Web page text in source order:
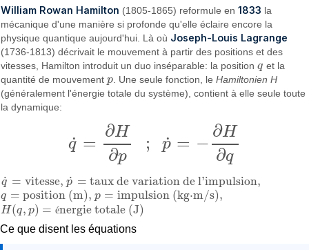
William Rowan Hamilton (1805-1865) reformule en1833 la
mécanique d'une manière si profonde qu'elle éclaire encore la
physique quantique aujourd'hui. Là où Joseph-Louis Lagrange
(1736-1813) décrivait le mouvement à partir des positions et des
vitesses, Hamilton introduit un duo inséparable: la positionq
q et la
quantité de mouvementp
p . Une seule fonction, leHamiltonien H
(généralement l'énergie totale du système), contient à elle seule toute
la dynamique:
q
˙ =
∂H
∂p
; p
˙ = −
∂H
∂q
q˙=∂ p =− ∂H∂
q
˙ = vitesse,
q˙ =vitesse, p
˙ = taux de variation de l'impulsion,
p˙ =taux de variation de l'impulsion,
q = position (m),
q =position (m), p = impulsion (kg⋅m/s),
p=impulsion (kg·m/s),
H(q, p) = énergie totale (J)
H(q,p)=énergie totale (J)
Ce que disent les équations